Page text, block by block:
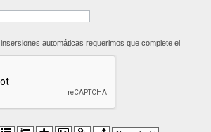
automáticas requerimos que complete el